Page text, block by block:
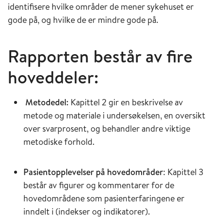
identifisere hvilke områder de mener sykehuset er
gode på, og hvilke de er mindre gode på.
Rapporten består av fire
hoveddeler:
Metodedel: Kapittel 2 gir en beskrivelse av
metode og materiale i undersøkelsen, en oversikt
over svarprosent, og behandler andre viktige
metodiske forhold.
Pasientopplevelser på hovedområder: Kapittel 3
består av figurer og kommentarer for de
hovedområdene som pasienterfaringene er
inndelt i (indekser og indikatorer).